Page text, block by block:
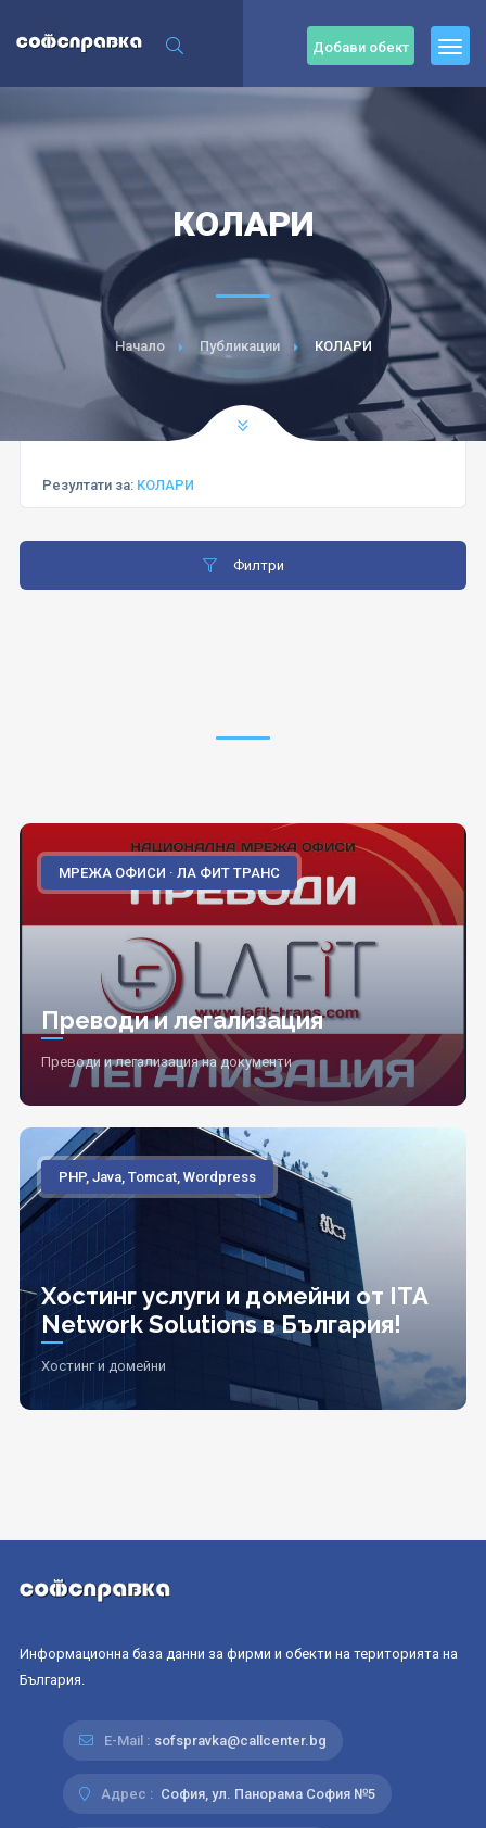
Добави обект
КОЛАРИ
Начало Публикации КОЛАРИ
Резултати за: КОЛАРИ
Филтри
МРЕЖА ОФИСИ · ЛА ФИТ ТРАНС
Преводи и легализация
Преводи и легализация на документи
PHP, Java, Tomcat, Wordpress
Хостинг услуги и домейни от ITA
Network Solutions в България!
Хостинг и домейни
Информационна база данни за фирми и обекти на територията на
България.
E-Mail : sofspravka@callcenter.bg
Адрес : София, ул. Панорама София №5